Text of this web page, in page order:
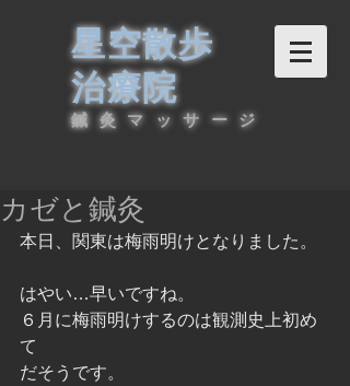
星空散歩
治療院
鍼灸マッサージ
カゼと鍼灸
本日、関東は梅雨明けとなりました。
はやい…早いですね。
６月に梅雨明けするのは観測史上初め
て
だそうです。